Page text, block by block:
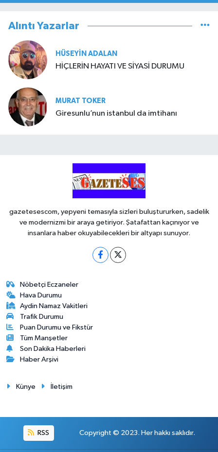
Alıntı Yazarlar
HÜSEYIN ADALAN
HİÇLERİN HAYATI VE SİYASİ DURUMU
MURAT TOKER
Giresunlu’nun istanbul da imtihanı
gazetesescom, yepyeni temasıyla sizleri buluştururken, sadelik
ve modernizmi bir araya getiriyor. Şatafattan kaçınıyor ve
insanlara haber okuyabilecekleri bir altyapı sunuyor.
Nöbetçi Eczaneler
Hava Durumu
Aydin Namaz Vakitleri
Trafik Durumu
Puan Durumu ve Fikstür
Tüm Manşetler
Son Dakika Haberleri
Haber Arşivi
Künye İletişim
RSS Copyright © 2023. Her hakkı saklıdır.